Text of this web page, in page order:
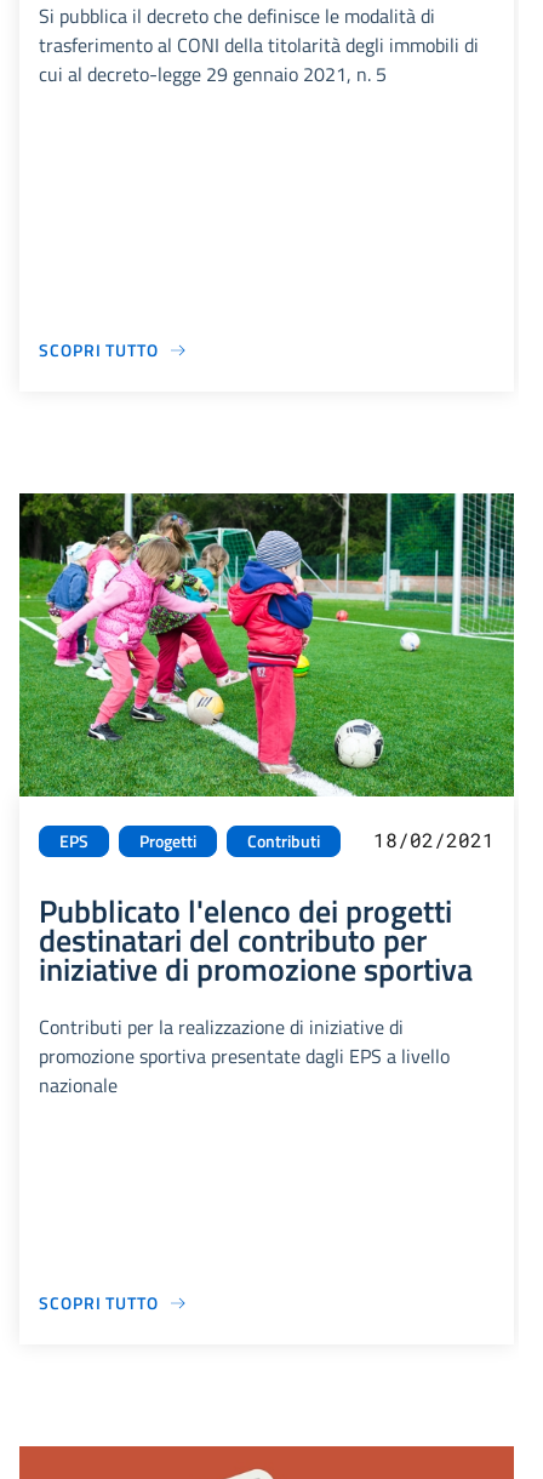
Si pubblica il decreto che definisce le modalità di
trasferimento al CONI della titolarità degli immobili di
cui al decreto-legge 29 gennaio 2021, n. 5
SCOPRI TUTTO
EPS Progetti Contributi 18/02/2021
Pubblicato l'elenco dei progetti
destinatari del contributo per
iniziative di promozione sportiva
Contributi per la realizzazione di iniziative di
promozione sportiva presentate dagli EPS a livello
nazionale
SCOPRI TUTTO